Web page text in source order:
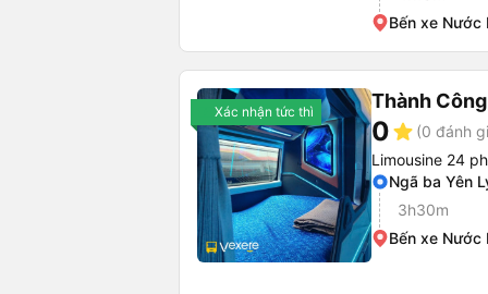
Bến xe Nước
Xác nhận tức thì Thành Công
0star (0 đánh
Limousine 24
Ngã ba Yên
3h30m
Bến xe Nước